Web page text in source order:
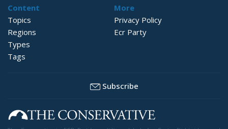
Content
Topics
Regions
Types
Tags
More
Privacy Policy
Ecr Party
Subscribe